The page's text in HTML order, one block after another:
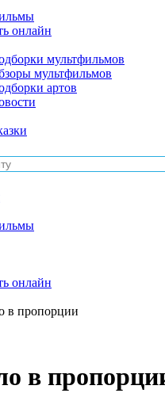
онлайн
мультфильмов
мультфильмов
артов
онлайн
в пропорции
в